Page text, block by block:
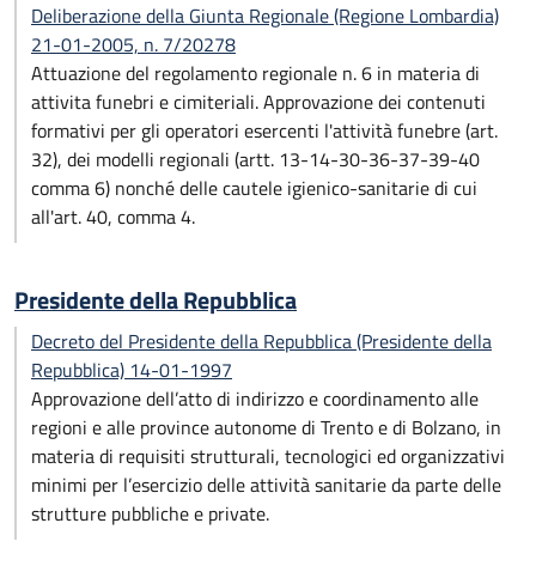
Deliberazione della Giunta Regionale (Regione Lombardia)
21-01-2005, n. 7/20278
Attuazione del regolamento regionale n. 6 in materia di
attivita funebri e cimiteriali. Approvazione dei contenuti
formativi per gli operatori esercenti l'attività funebre (art.
32), dei modelli regionali (artt. 13-14-30-36-37-39-40
comma 6) nonché delle cautele igienico-sanitarie di cui
all'art. 40, comma 4.
Presidente della Repubblica
Decreto del Presidente della Repubblica (Presidente della
Repubblica) 14-01-1997
Approvazione dell’atto di indirizzo e coordinamento alle
regioni e alle province autonome di Trento e di Bolzano, in
materia di requisiti strutturali, tecnologici ed organizzativi
minimi per l’esercizio delle attività sanitarie da parte delle
strutture pubbliche e private.